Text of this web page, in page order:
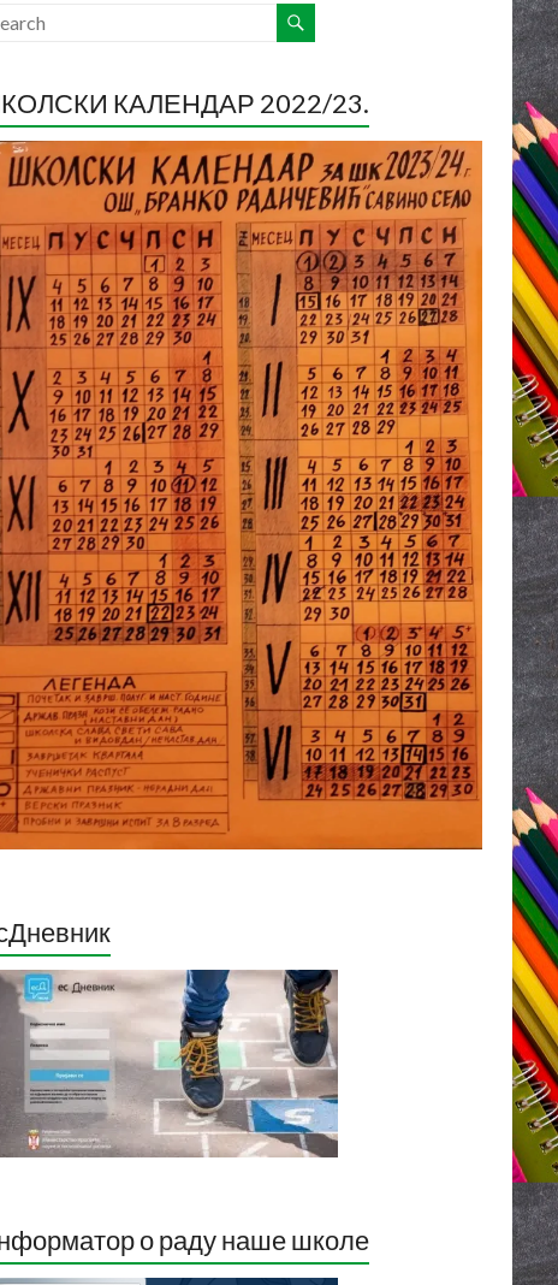
КАЛЕНДАР 2022/23.
о раду наше школе